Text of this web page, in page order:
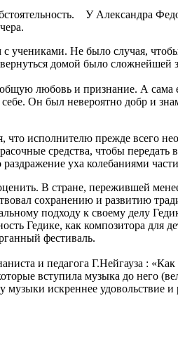
У Александра
учениками. Не было случая,
домой было сложнейшей
любовь и признание. А
Он был невероятно добр и
исполнителю прежде всего
средства, чтобы
раздражение уха колебаниями
В стране, пережившей
сохранению и развитию
подходу к своему делу
Гедике, как композитора для
фестиваль.
и педагога Г.Нейгауза :
вступила музыка до него
искреннее удовольствие и